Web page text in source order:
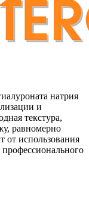
натрия
и
текстура,
равномерно
от использования
профессионального